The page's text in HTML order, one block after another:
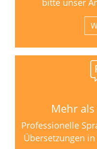
Mehr
Professionelle
Übersetzungen